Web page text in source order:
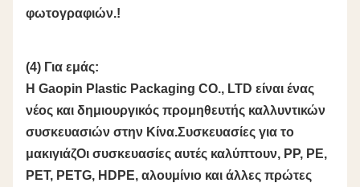
φωτογραφιών.!
(4) Για εμάς:
Η Gaopin Plastic Packaging CO., LTD είναι ένας
νέος και δημιουργικός προμηθευτής καλλυντικών
συσκευασιών στην Κίνα.Συσκευασίες για το
μακιγιάζΟι συσκευασίες αυτές καλύπτουν, PP, PE,
PET, PETG, HDPE, αλουμίνιο και άλλες πρώτες